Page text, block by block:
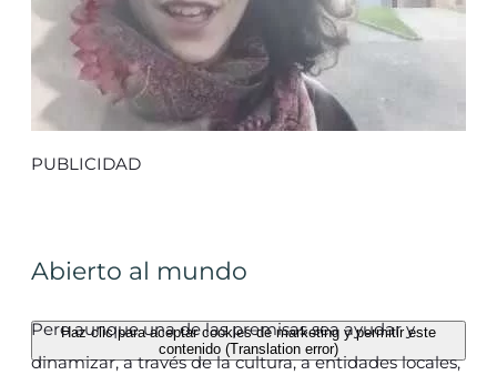
Haz clic para aceptar cookies de marketing y permitir este
contenido (Translation error)
PUBLICIDAD
Abierto al mundo
Pero aunque una de las premisas sea ayudar y
dinamizar, a través de la cultura, a entidades locales,